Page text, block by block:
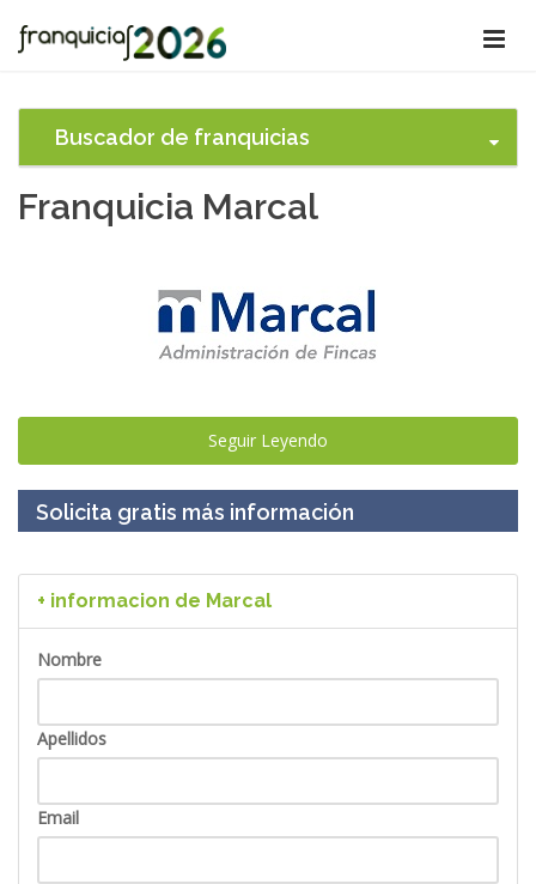
Buscador de franquicias
Franquicia Marcal
Seguir Leyendo
Solicita gratis más información
+ informacion de Marcal
Nombre
Apellidos
Email